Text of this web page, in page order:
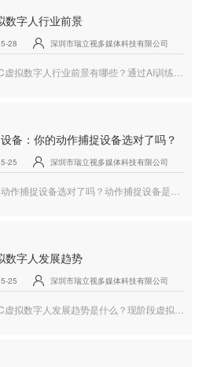
数字人行业前景
28 深圳市瑞立视多媒体科技有限公司
备：你的动作捕捉设备选对了吗？
25 深圳市瑞立视多媒体科技有限公司
数字人发展趋势
25 深圳市瑞立视多媒体科技有限公司